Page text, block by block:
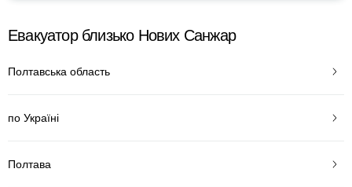
Евакуатор близько Нових Санжар
Полтавська область
по Україні
Полтава